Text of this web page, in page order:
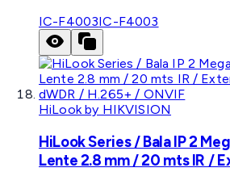
IC-F4003IC-F4003
HiLook by HIKVISION
HiLook Series / Bala IP 2
Lente 2.8 mm / 20 mts IR /